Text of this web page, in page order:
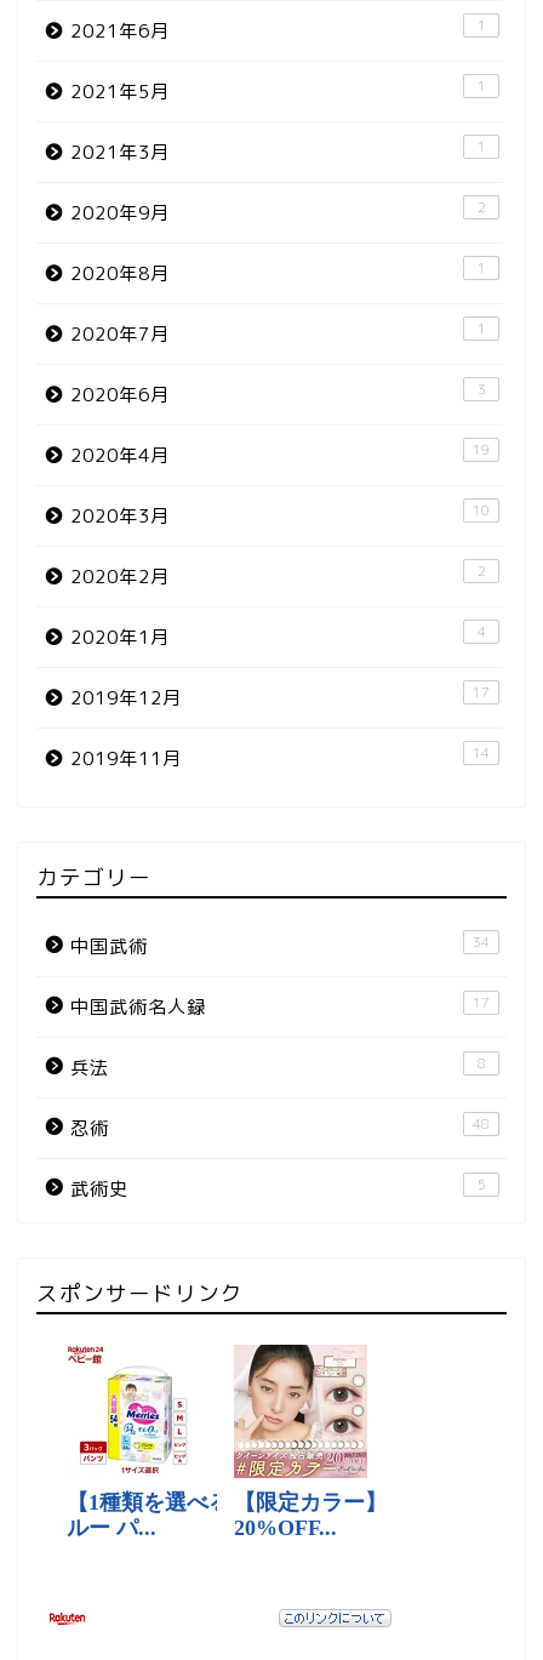
2021年6月 1
2021年5月 1
2021年3月 1
2020年9月 2
2020年8月 1
2020年7月 1
2020年6月 3
2020年4月 19
2020年3月 10
2020年2月 2
2020年1月 4
2019年12月 17
2019年11月 14
カテゴリー
中国武術 34
中国武術名人録 17
兵法 8
忍術 48
武術史 5
スポンサードリンク